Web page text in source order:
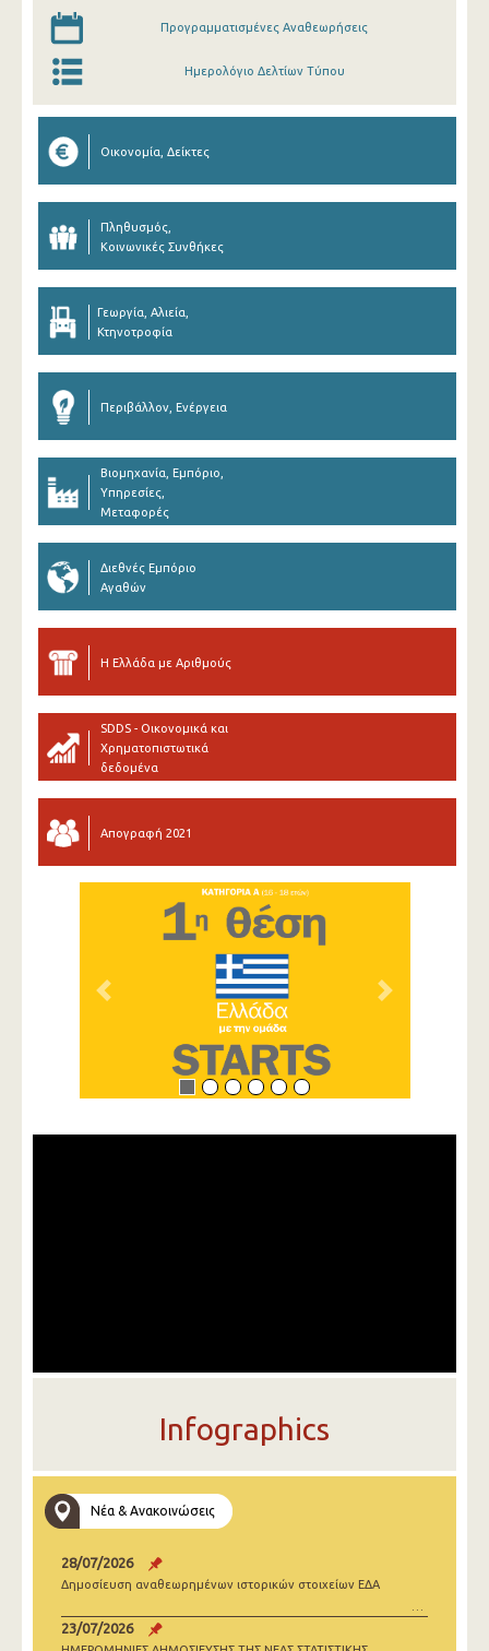
Προγραμματισμένες Αναθεωρήσεις
Ημερολόγιο Δελτίων Τύπου
Οικονομία, Δείκτες
Πληθυσμός,
Κοινωνικές Συνθήκες
Γεωργία, Αλιεία,
Κτηνοτροφία
Περιβάλλον, Ενέργεια
Βιομηχανία, Εμπόριο,
Υπηρεσίες,
Μεταφορές
Διεθνές Εμπόριο
Αγαθών
Η Ελλάδα με Αριθμούς
SDDS - Οικονομικά και
Χρηματοπιστωτικά
δεδομένα
Απογραφή 2021
Previous Next
Infographics
Νέα & Ανακοινώσεις
28/07/2026
Δημοσίευση αναθεωρημένων ιστορικών στοιχείων ΕΔΑ
23/07/2026